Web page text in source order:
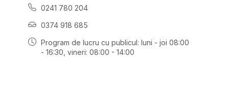
0241 780 204
0374 918 685
Program de lucru cu publicul: luni - joi 08:00
- 16:30 , vineri: 08:00 - 14:00